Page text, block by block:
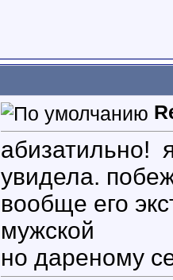
абизатильно!
увидела.
вообще его
мужской
но дареному